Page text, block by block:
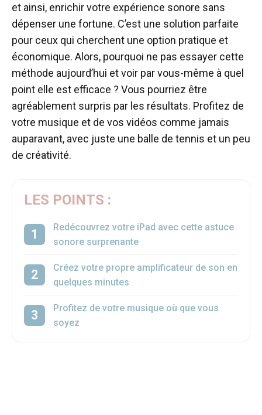
et ainsi, enrichir votre expérience sonore sans
dépenser une fortune. C’est une solution parfaite
pour ceux qui cherchent une option pratique et
économique. Alors, pourquoi ne pas essayer cette
méthode aujourd’hui et voir par vous-même à quel
point elle est efficace ? Vous pourriez être
agréablement surpris par les résultats. Profitez de
votre musique et de vos vidéos comme jamais
auparavant, avec juste une balle de tennis et un peu
de créativité.
LES POINTS :
Redécouvrez votre iPad avec cette astuce
sonore surprenante
Créez votre propre amplificateur de son en
quelques minutes
Profitez de votre musique où que vous
soyez